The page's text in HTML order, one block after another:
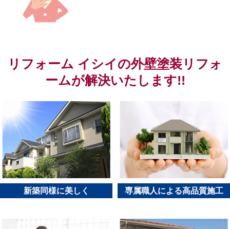
リフォーム イシイの外壁塗装リフォ
ームが解決いたします!!
新築同様に美しく 専属職人による高品質施工